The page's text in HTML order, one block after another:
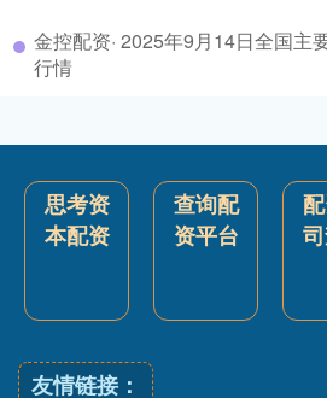
金控配资· 2025年9月14日全国主
行情
思考资
本配资
查询配
资平台
友情链接：